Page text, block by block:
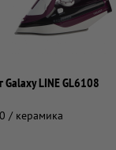
Galaxy LINE GL6108
/ керамика